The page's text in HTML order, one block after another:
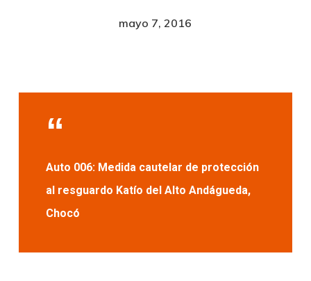
mayo 7, 2016
Auto 006: Medida cautelar de protección
al resguardo Katío del Alto Andágueda,
Chocó